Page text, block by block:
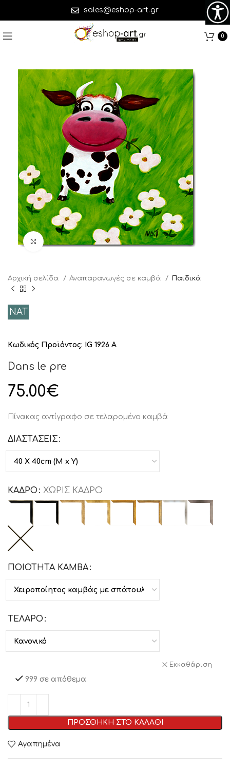
sales@eshop-art.gr
0
Click to enlarge
Αρχική σελίδα Αναπαραγωγές σε καμβά Παιδικά
NAT
Κωδικός Προϊόντος: IG 1926 A
Dans le pre
75.00€
Πίνακας αντίγραφο σε τελαρομένο καμβά
ΔΙΑΣΤΑΣΕΙΣ
ΚΑΔΡΟ ΧΩΡΙΣ ΚΑΔΡΟ
ΠΟΙΟΤΗΤΑ ΚΑΜΒΑ
ΤΕΛΑΡΟ
Εκκαθάριση
999 σε απόθεμα
ΠΡΟΣΘΗΚΗ ΣΤΟ ΚΑΛΑΘΙ
Αγαπημένα